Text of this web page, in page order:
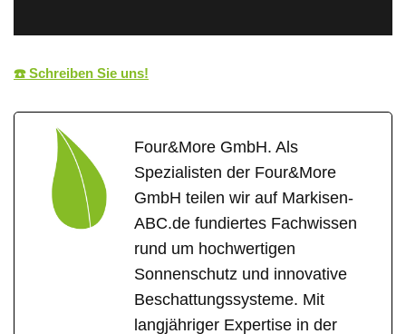
☎️ Schreiben Sie uns!
Four&More GmbH. Als
Spezialisten der Four&More
GmbH teilen wir auf Markisen-
ABC.de fundiertes Fachwissen
rund um hochwertigen
Sonnenschutz und innovative
Beschattungssysteme. Mit
langjähriger Expertise in der